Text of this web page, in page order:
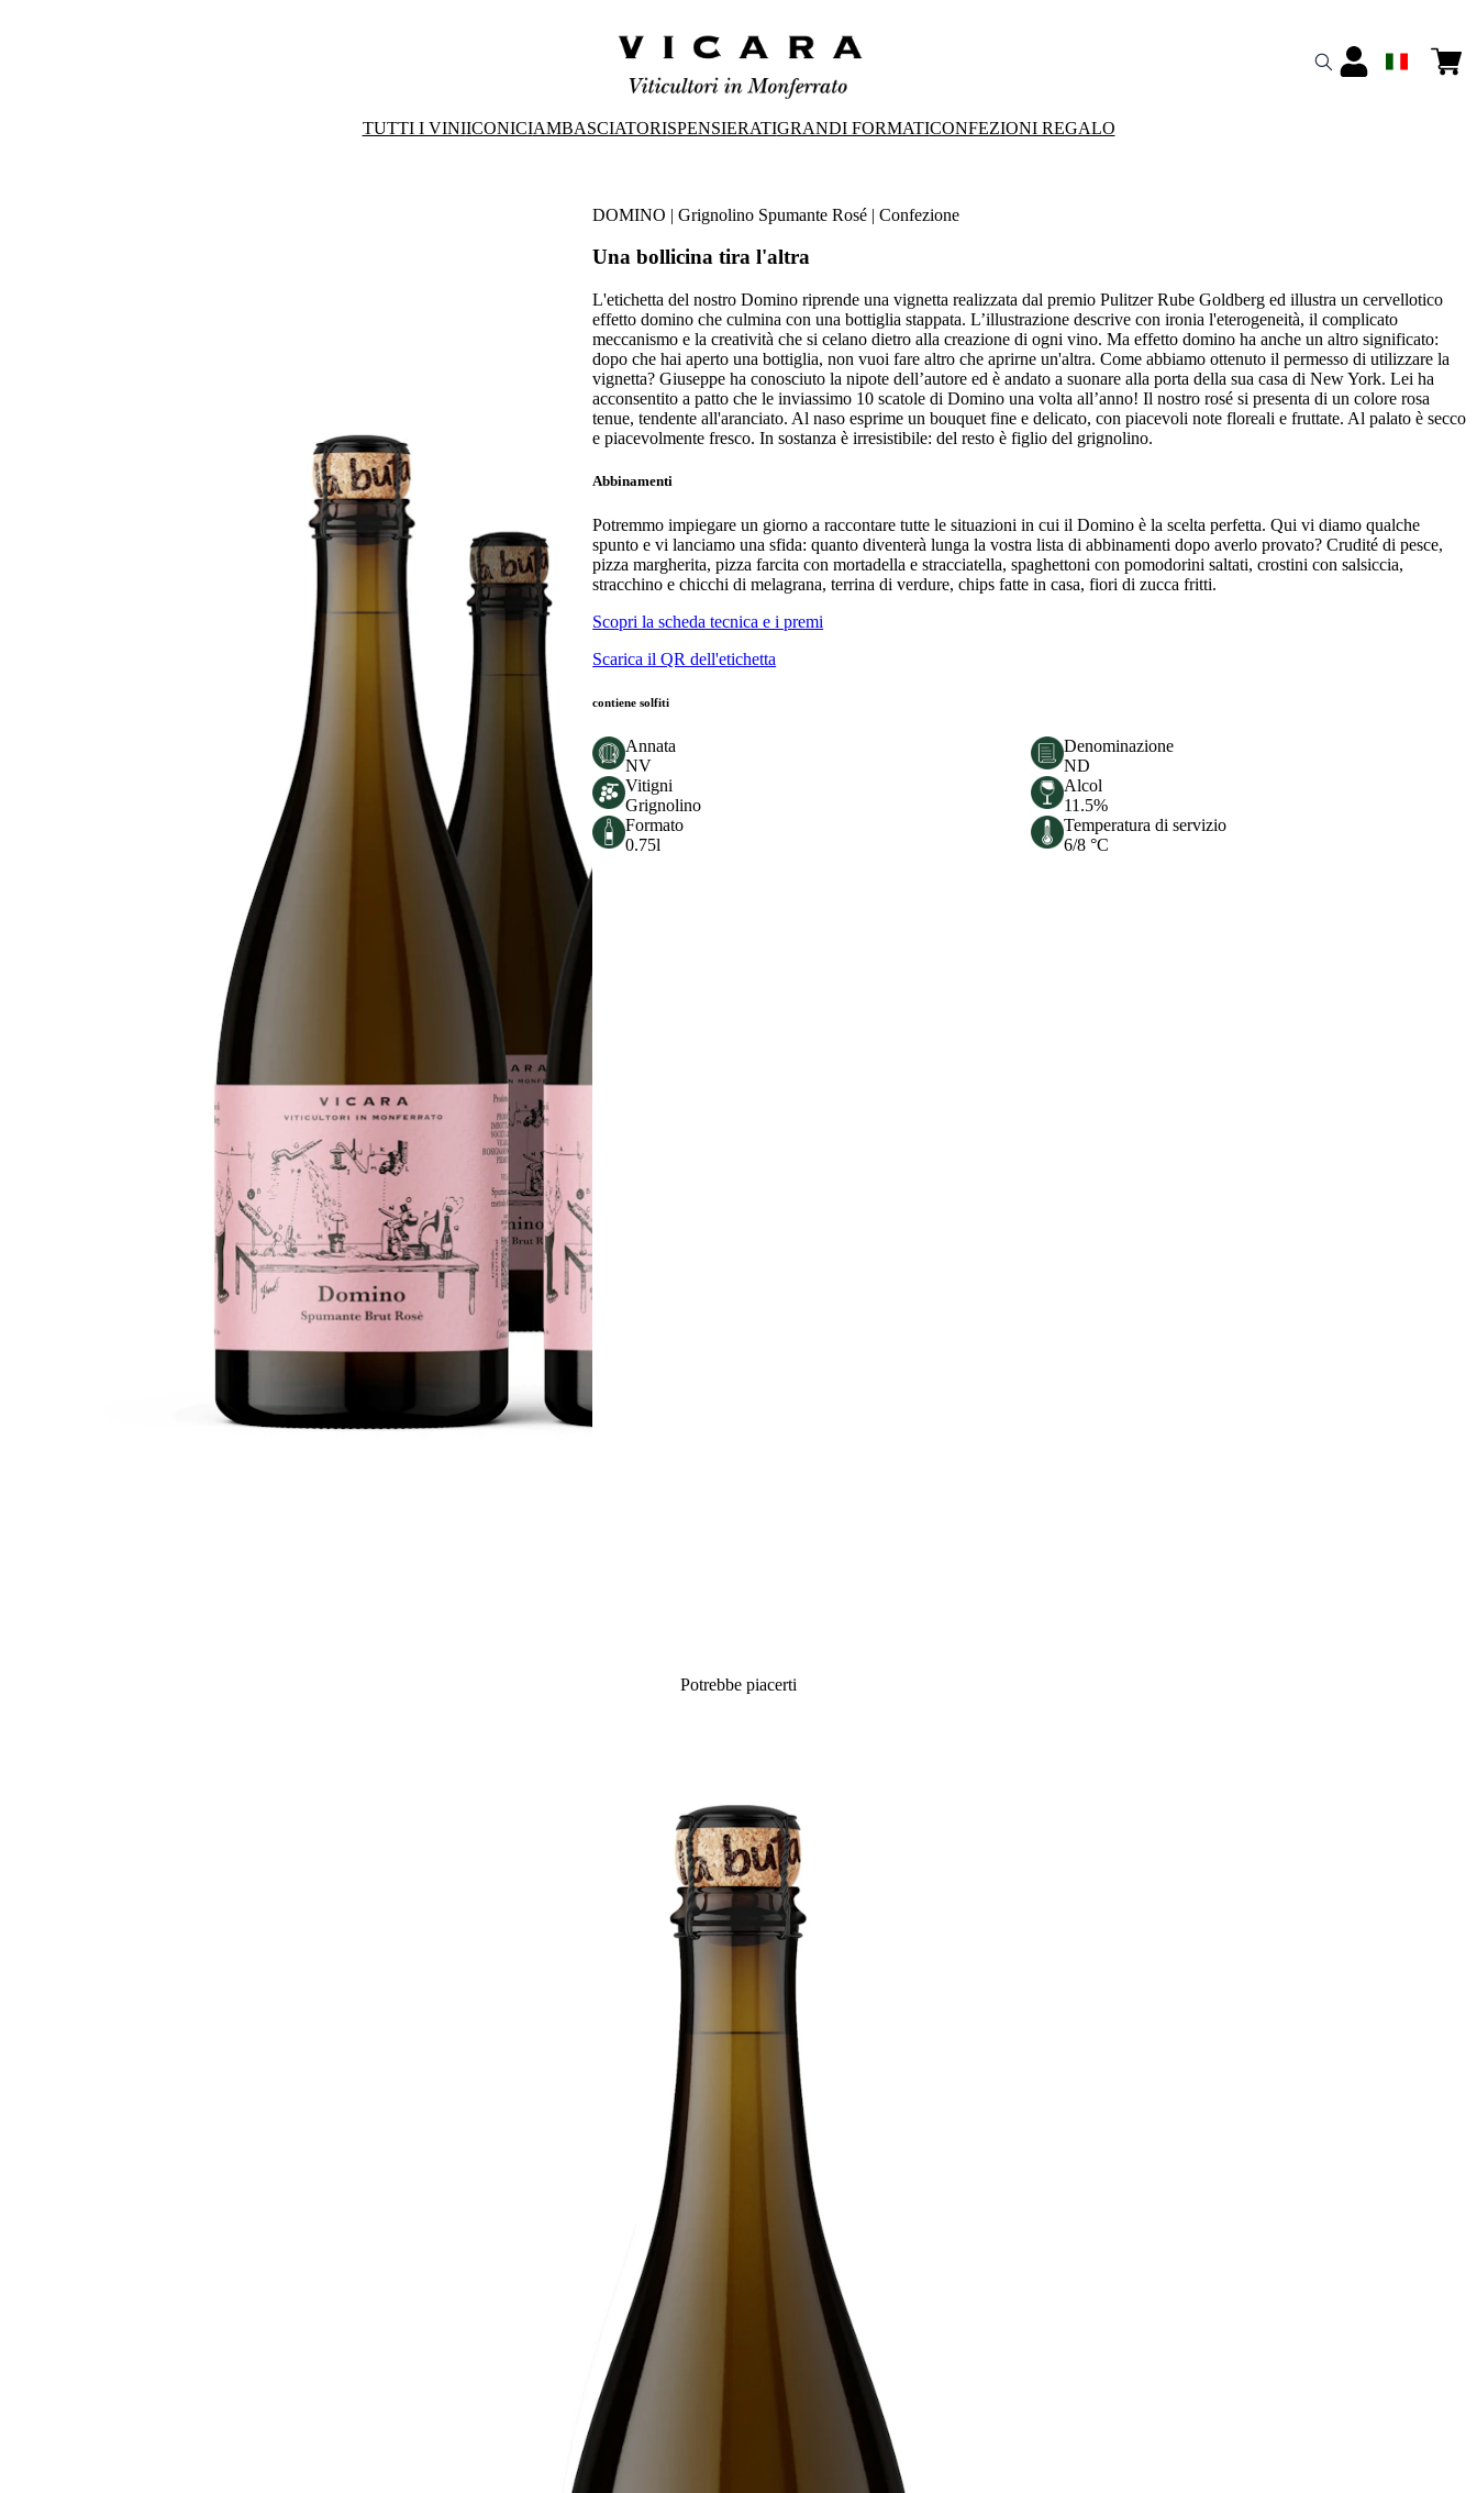
TUTTI I VINIICONICIAMBASCIATORISPENSIERATIGRANDI FORMATICONFEZIONI REGALO
DOMINO | Grignolino Spumante Rosé | Confezione
Una bollicina tira l'altra
L'etichetta del nostro Domino riprende una vignetta realizzata dal premio Pulitzer Rube Goldberg ed illustra un cervellotico
effetto domino che culmina con una bottiglia stappata. L’illustrazione descrive con ironia l'eterogeneità, il complicato
meccanismo e la creatività che si celano dietro alla creazione di ogni vino. Ma effetto domino ha anche un altro significato:
dopo che hai aperto una bottiglia, non vuoi fare altro che aprirne un'altra. Come abbiamo ottenuto il permesso di utilizzare la
vignetta? Giuseppe ha conosciuto la nipote dell’autore ed è andato a suonare alla porta della sua casa di New York. Lei ha
acconsentito a patto che le inviassimo 10 scatole di Domino una volta all’anno! Il nostro rosé si presenta di un colore rosa
tenue, tendente all'aranciato. Al naso esprime un bouquet fine e delicato, con piacevoli note floreali e fruttate. Al palato è secco
e piacevolmente fresco. In sostanza è irresistibile: del resto è figlio del grignolino.
Abbinamenti
Potremmo impiegare un giorno a raccontare tutte le situazioni in cui il Domino è la scelta perfetta. Qui vi diamo qualche
spunto e vi lanciamo una sfida: quanto diventerà lunga la vostra lista di abbinamenti dopo averlo provato? Crudité di pesce,
pizza margherita, pizza farcita con mortadella e stracciatella, spaghettoni con pomodorini saltati, crostini con salsiccia,
stracchino e chicchi di melagrana, terrina di verdure, chips fatte in casa, fiori di zucca fritti.
Scopri la scheda tecnica e i premi
Scarica il QR dell'etichetta
contiene solfiti
Annata
NV
Denominazione
ND
Vitigni
Grignolino
Alcol
11.5%
Formato
0.75l
Temperatura di servizio
6/8 °C
Potrebbe piacerti